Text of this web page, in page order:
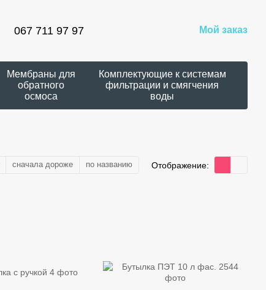
067 711 97 97 Мой заказ
Мембраны для
обратного
осмоса
Комплектующие к системам
фильтрации и смягчения
воды
сначала дороже по названию Отображение: